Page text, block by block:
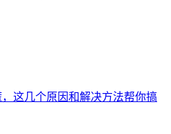
这几个原因和解决方法帮你搞